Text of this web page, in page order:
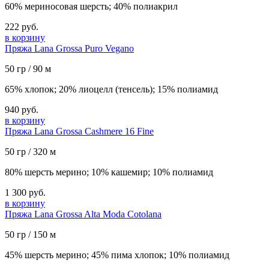
60% мериносовая шерсть; 40% полиакрил
222 руб.
в корзину
Пряжа Lana Grossa Puro Vegano
50 гр / 90 м
65% хлопок; 20% лиоцелл (тенсель); 15% полиамид
940 руб.
в корзину
Пряжа Lana Grossa Cashmere 16 Fine
50 гр / 320 м
80% шерсть мерино; 10% кашемир; 10% полиамид
1 300 руб.
в корзину
Пряжа Lana Grossa Alta Moda Cotolana
50 гр / 150 м
45% шерсть мерино; 45% пима хлопок; 10% полиамид